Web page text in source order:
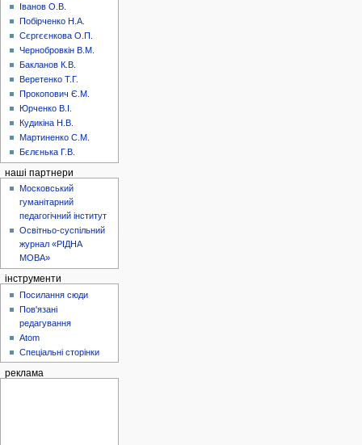
Іванов О.В.
Побірченко Н.А.
Сєргєєнкова О.П.
Чернобровкін В.М.
Бакланов К.В.
Веретенко Т.Г.
Прокопович Є.М.
Юрченко В.І.
Кудикіна Н.В.
Мартиненко С.М.
Бєлєнька Г.В.
наші партнери
Московський
гуманітарний
педагогічний інститут
Освітньо-суспільний
журнал «РІДНА
МОВА»
інструменти
Посилання сюди
Пов'язані
редагування
Atom
Спеціальні сторінки
реклама